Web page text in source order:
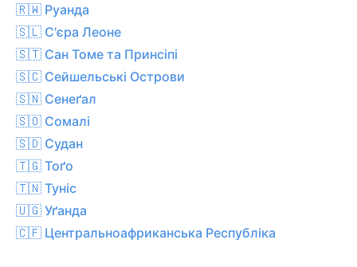
🇷🇼 Руанда
🇸🇱 С'єра Леоне
🇸🇹 Сан Томе та Принсіпі
🇸🇨 Сейшельські Острови
🇸🇳 Сенеґал
🇸🇴 Сомалі
🇸🇩 Судан
🇹🇬 Тоґо
🇹🇳 Туніс
🇺🇬 Уґанда
🇨🇫 Центральноафриканська Республіка